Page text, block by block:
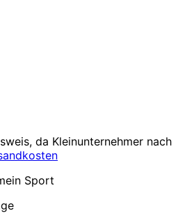
da Kleinunternehmer nach
Sport